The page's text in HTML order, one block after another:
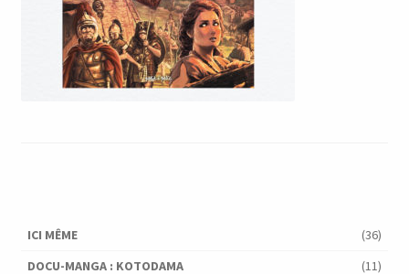
ICI MÊME
(36)
DOCU-MANGA : KOTODAMA
(11)